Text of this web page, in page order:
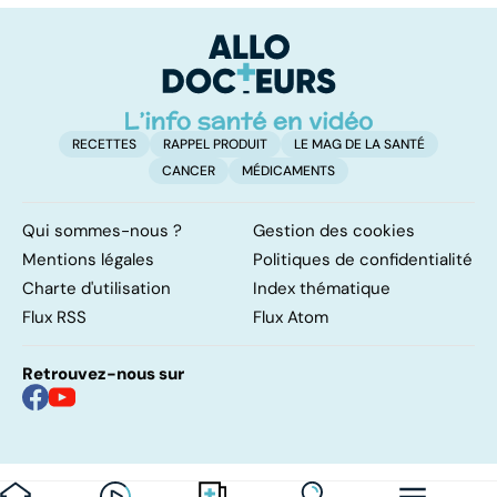
RECETTES RAPPEL PRODUIT
LE MAG DE LA SANTÉ
CANCER
MÉDICAMENTS
Qui sommes-nous ?
Gestion des cookies
Mentions légales
Politiques de confidentialité
Charte d'utilisation
Index thématique
Flux RSS
Flux Atom
Retrouvez-nous sur